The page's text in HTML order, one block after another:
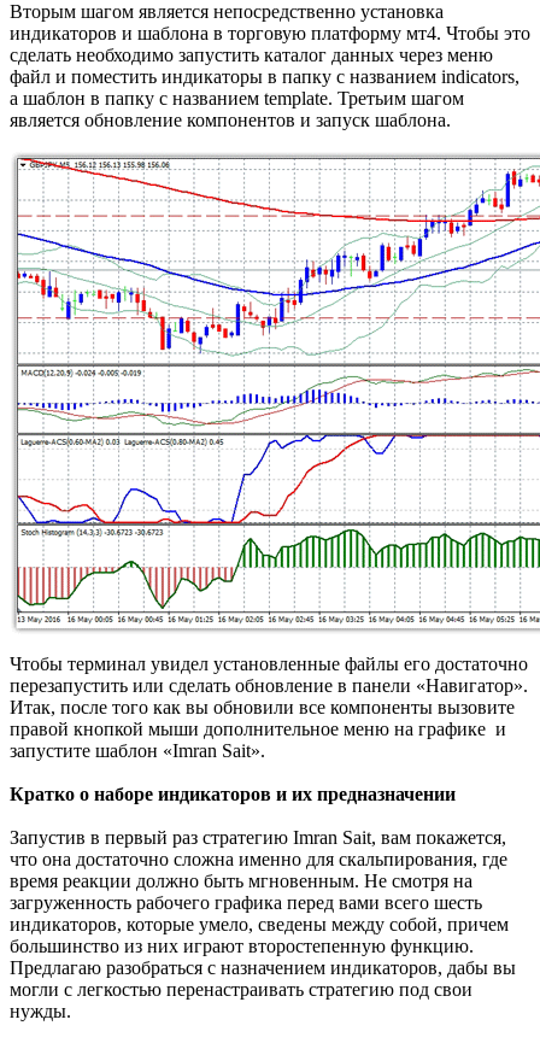
Вторым шагом является непосредственно установка
индикаторов и шаблона в торговую платформу мт4. Чтобы это
сделать необходимо запустить каталог данных через меню
файл и поместить индикаторы в папку с названием indicators,
а шаблон в папку с названием template. Третьим шагом
является обновление компонентов и запуск шаблона.
Чтобы терминал увидел установленные файлы его достаточно
перезапустить или сделать обновление в панели «Навигатор».
Итак, после того как вы обновили все компоненты вызовите
правой кнопкой мыши дополнительное меню на графике и
запустите шаблон «Imran Sait».
Кратко о наборе индикаторов и их предназначении
Запустив в первый раз стратегию Imran Sait, вам покажется,
что она достаточно сложна именно для скальпирования, где
время реакции должно быть мгновенным. Не смотря на
загруженность рабочего графика перед вами всего шесть
индикаторов, которые умело, сведены между собой, причем
большинство из них играют второстепенную функцию.
Предлагаю разобраться с назначением индикаторов, дабы вы
могли с легкостью перенастраивать стратегию под свои
нужды.